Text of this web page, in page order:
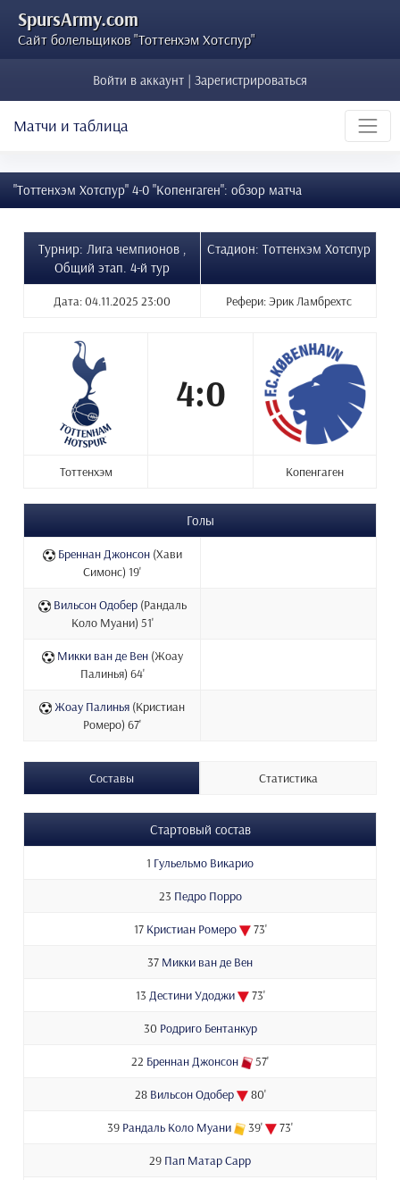
SpursArmy.com
Сайт болельщиков "Тоттенхэм Хотспур"
Войти в аккаунт | Зарегистрироваться
Матчи и таблица
"Тоттенхэм Хотспур" 4-0 "Копенгаген": обзор матча
Турнир: Лига чемпионов ,
Общий этап. 4-й тур
Стадион: Тоттенхэм Хотспур
Дата: 04.11.2025 23:00 Рефери: Эрик Ламбрехтс
4:0
Тоттенхэм Копенгаген
Голы
Бреннан Джонсон(Хави
Симонс) 19'
Вильсон Одобер(Рандаль
Коло Муани) 51'
Микки ван де Вен(Жоау
Палинья) 64'
Жоау Палинья (Кристиан
Ромеро) 67'
Составы Статистика
Стартовый состав
1 Гульельмо Викарио
23 Педро Порро
17 Кристиан Ромеро 73'
37 Микки ван де Вен
13 Дестини Удоджи 73'
30 Родриго Бентанкур
22 Бреннан Джонсон 57'
28 Вильсон Одобер 80'
39 Рандаль Коло Муани 39' 73'
29 Пап Матар Сарр